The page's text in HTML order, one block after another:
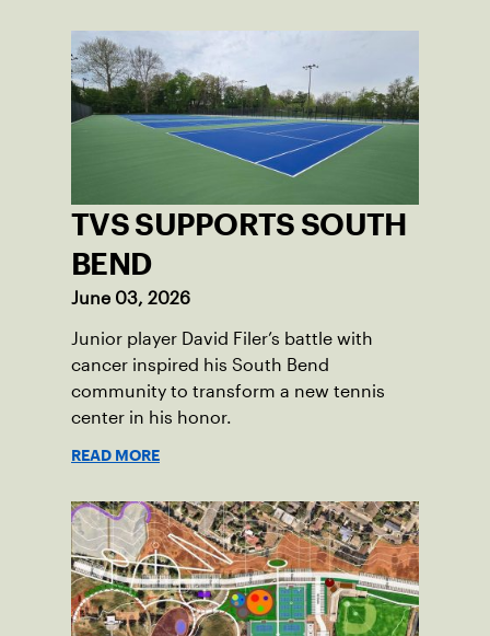
TVS SUPPORTS SOUTH
BEND
June 03, 2026
Junior player David Filer’s battle with
cancer inspired his South Bend
community to transform a new tennis
center in his honor.
READ MORE